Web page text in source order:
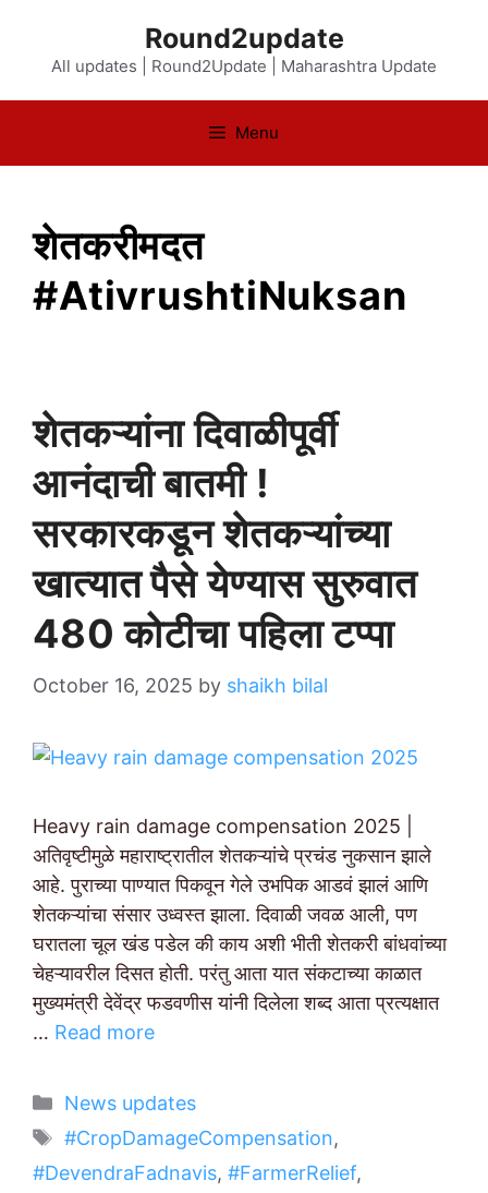
content
Round2update
All updates | Round2Update | Maharashtra Update
Menu
शेतकरीमदत
#AtivrushtiNuksan
शेतकऱ्यांना दिवाळीपूर्वी
आनंदाची बातमी !
सरकारकडून शेतकऱ्यांच्या
खात्यात पैसे येण्यास सुरुवात
480 कोटीचा पहिला टप्पा
October 16, 2025 by shaikh bilal
Heavy rain damage compensation 2025 |
अतिवृष्टीमुळे महाराष्ट्रातील शेतकऱ्यांचे प्रचंड नुकसान झाले
आहे. पुराच्या पाण्यात पिकवून गेले उभपिक आडवं झालं आणि
शेतकऱ्यांचा संसार उध्वस्त झाला. दिवाळी जवळ आली, पण
घरातला चूल खंड पडेल की काय अशी भीती शेतकरी बांधवांच्या
चेहऱ्यावरील दिसत होती. परंतु आता यात संकटाच्या काळात
मुख्यमंत्री देवेंद्र फडवणीस यांनी दिलेला शब्द आता प्रत्यक्षात
… Read more
Categories
News updates
Tags
#CropDamageCompensation,
#DevendraFadnavis, #FarmerRelief,